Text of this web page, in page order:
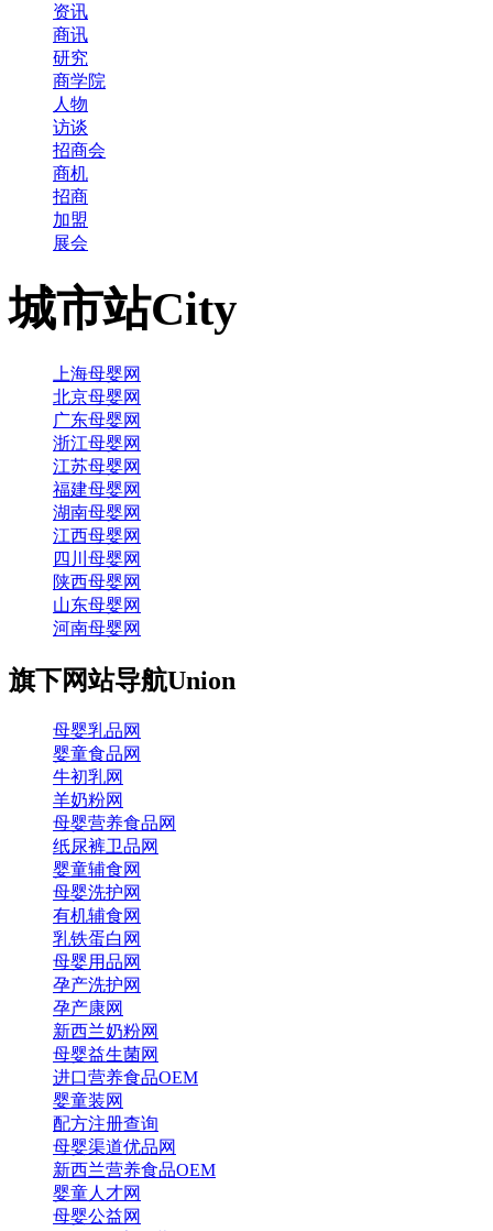
资讯
商讯
研究
商学院
人物
访谈
招商会
商机
招商
加盟
展会
城市站City
上海母婴网
北京母婴网
广东母婴网
浙江母婴网
江苏母婴网
福建母婴网
湖南母婴网
江西母婴网
四川母婴网
陕西母婴网
山东母婴网
河南母婴网
旗下网站导航Union
母婴乳品网
婴童食品网
牛初乳网
羊奶粉网
母婴营养食品网
纸尿裤卫品网
婴童辅食网
母婴洗护网
有机辅食网
乳铁蛋白网
母婴用品网
孕产洗护网
孕产康网
新西兰奶粉网
母婴益生菌网
进口营养食品OEM
婴童装网
配方注册查询
母婴渠道优品网
新西兰营养食品OEM
婴童人才网
母婴公益网